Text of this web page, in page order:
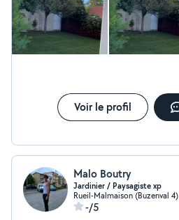
Voir le profil
Malo Boutry
Jardinier / Paysagiste xp
Rueil-Malmaison (Buzenval 4)
-/5